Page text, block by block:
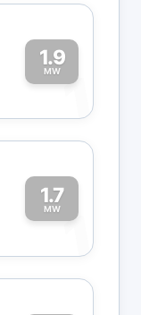
1.9
MW1
1.7
MW1